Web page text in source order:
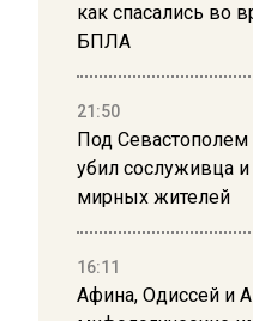
как спасались во
БПЛА
21:50
Под
убил сослуживца и
мирных жителей
16:11
Афина, Одиссей и